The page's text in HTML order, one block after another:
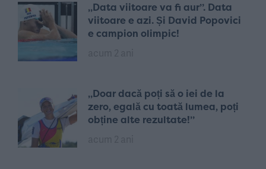
„Data viitoare va fi aur”. Data
viitoare e azi. Și David Popovici
e campion olimpic!
„Doar dacă poți să o iei de la
zero, egală cu toată lumea, poți
obține alte rezultate!”